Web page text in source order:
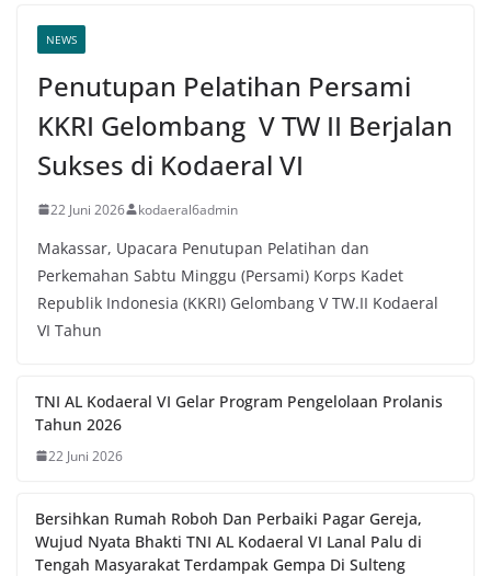
NEWS
Penutupan Pelatihan Persami
KKRI Gelombang V TW II Berjalan
Sukses di Kodaeral VI
22 Juni 2026 kodaeral6admin
Makassar, Upacara Penutupan Pelatihan dan
Perkemahan Sabtu Minggu (Persami) Korps Kadet
Republik Indonesia (KKRI) Gelombang V TW.II Kodaeral
VI Tahun
TNI AL Kodaeral VI Gelar Program Pengelolaan Prolanis
Tahun 2026
22 Juni 2026
Bersihkan Rumah Roboh Dan Perbaiki Pagar Gereja,
Wujud Nyata Bhakti TNI AL Kodaeral VI Lanal Palu di
Tengah Masyarakat Terdampak Gempa Di Sulteng